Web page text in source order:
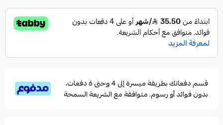
قسم دفعاتك بطريقة ميسرة إلى 4 وحتى 6 دفعات،
بدون فوائد أو رسوم. متوافقة مع الشريعة السمحة